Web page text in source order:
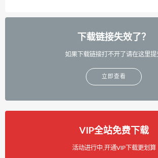
下载链接失效了？
如果下载链接打不开了请在这里提
立即查看
VIP全站免费下载
活动进行中,开通VIP下载更划算